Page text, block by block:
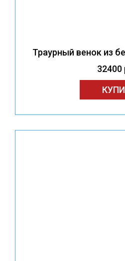
Траурный венок из
32400